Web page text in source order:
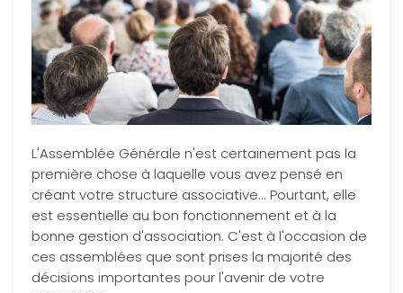
L'Assemblée Générale n'est certainement pas la
première chose à laquelle vous avez pensé en
créant votre structure associative... Pourtant, elle
est essentielle au bon fonctionnement et à la
bonne gestion d'association. C'est à l'occasion de
ces assemblées que sont prises la majorité des
décisions importantes pour l'avenir de votre